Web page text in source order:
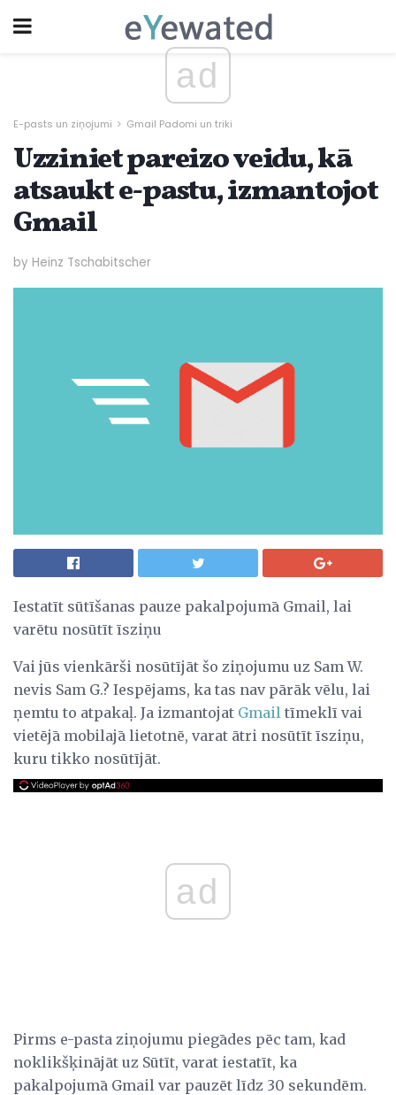
ad
E-pasts un ziņojumi Gmail Padomi un triki
Uzziniet pareizo veidu, kā
atsaukt e-pastu, izmantojot
Gmail
by Heinz Tschabitscher
Iestatīt sūtīšanas pauze pakalpojumā Gmail, lai
varētu nosūtīt īsziņu
Vai jūs vienkārši nosūtījāt šo ziņojumu uz Sam W.
nevis Sam G.? Iespējams, ka tas nav pārāk vēlu, lai
ņemtu to atpakaļ. Ja izmantojat Gmail tīmeklī vai
vietējā mobilajā lietotnē, varat ātri nosūtīt īsziņu,
kuru tikko nosūtījāt.
ad
Pirms e-pasta ziņojumu piegādes pēc tam, kad
noklikšķinājāt uz Sūtīt, varat iestatīt, ka
pakalpojumā Gmail var pauzēt līdz 30 sekundēm.